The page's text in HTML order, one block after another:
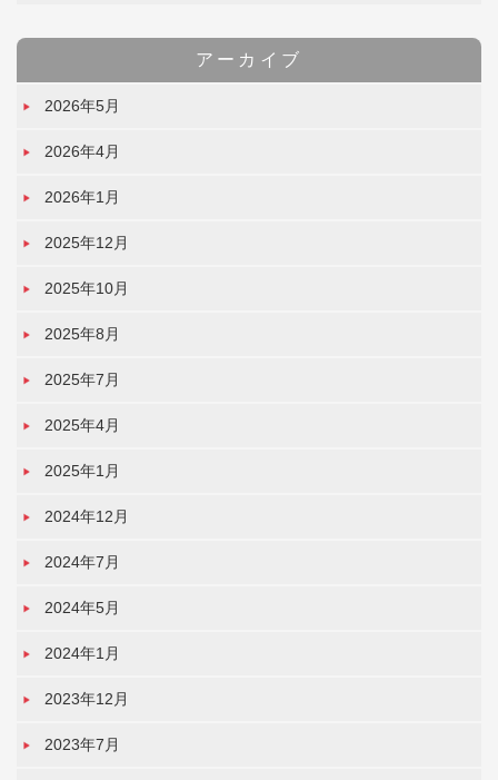
アーカイブ
2026年5月
2026年4月
2026年1月
2025年12月
2025年10月
2025年8月
2025年7月
2025年4月
2025年1月
2024年12月
2024年7月
2024年5月
2024年1月
2023年12月
2023年7月